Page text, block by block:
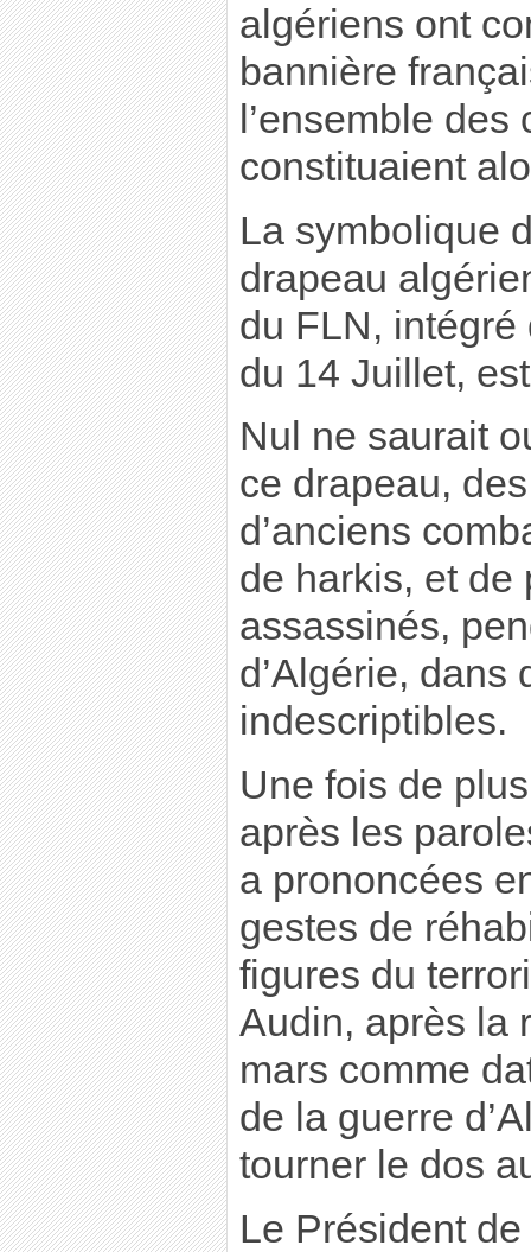
algériens ont
bannière
l’ensemble
constituaient
La symbolique
drapeau
du FLN,
du 14 Juillet,
Nul ne saurait
ce drapeau,
d’anciens
de harkis, et de
assassinés,
d’Algérie, dans
indescriptibles.
Une fois de
après les
a prononcées
gestes de
figures du
Audin, après la
mars comme
de la guerre
tourner le dos
Le Président